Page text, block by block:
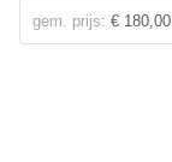
gem. prijs: € 180,00